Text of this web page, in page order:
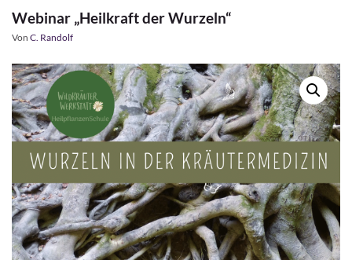
Webinar „Heilkraft der Wurzeln“
Von C. Randolf